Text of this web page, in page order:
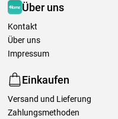
Über uns
Kontakt
Über uns
Impressum
Einkaufen
Versand und Lieferung
Zahlungsmethoden